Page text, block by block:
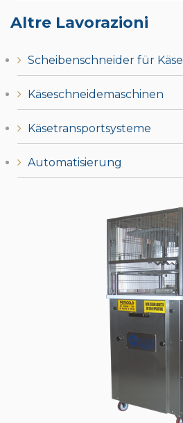
Altre Lavorazioni
Scheibenschneider für Käse
Käseschneidemaschinen
Käsetransportsysteme
Automatisierung